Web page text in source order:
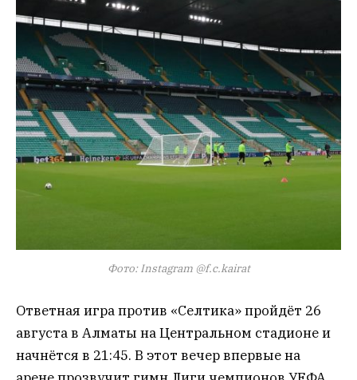
Фото: Instagram @f.c.kairat
Ответная игра против «Селтика» пройдёт 26
августа в Алматы на Центральном стадионе и
начнётся в 21:45. В этот вечер впервые на